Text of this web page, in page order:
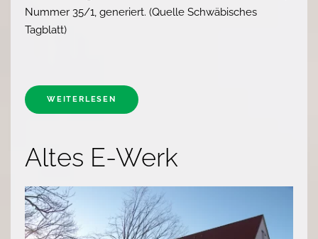
Nummer 35/1, generiert. (Quelle Schwäbisches
Tagblatt)
WEITERLESEN
Altes E-Werk